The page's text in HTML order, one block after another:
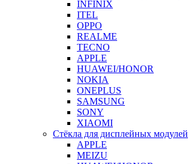
INFINIX
ITEL
OPPO
REALME
TECNO
APPLE
HUAWEI/HONOR
NOKIA
ONEPLUS
SAMSUNG
SONY
XIAOMI
Стёкла для дисплейных модулей
APPLE
MEIZU